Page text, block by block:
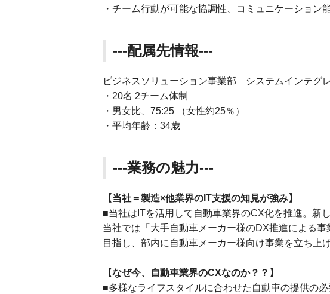
・チーム行動が可能な協調性、コミュニケーション
---配属先情報---
ビジネスソリューション事業部 システムインテグ
・20名 2チーム体制
・男女比、75:25 （女性約25％）
・平均年齢：34歳
---業務の魅力---
【当社＝製造×他業界のIT支援の知見が強み】
■当社はITを活用して自動車業界のCX化を推進。新
当社では「大手自動車メーカー様のDX推進による
目指し、部内に自動車メーカー様向け事業を立ち上
【なぜ今、自動車業界のCXなのか？？】
■多様なライフスタイルに合わせた自動車の提供の必